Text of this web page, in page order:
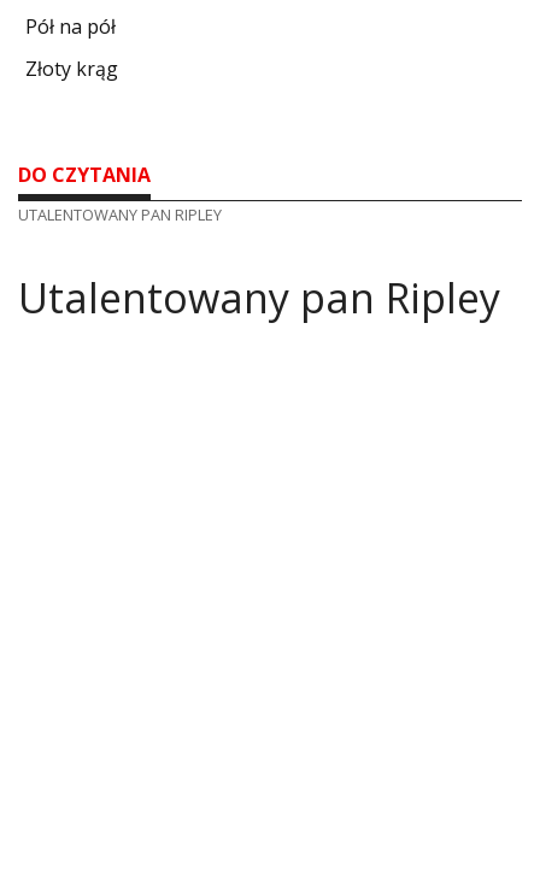
Pół na pół
Złoty krąg
DO CZYTANIA
UTALENTOWANY PAN RIPLEY
Utalentowany pan Ripley